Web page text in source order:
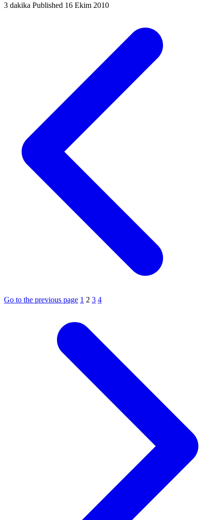
3 dakika Published 16 Ekim 2010
Go to the previous page 1 2 3 4